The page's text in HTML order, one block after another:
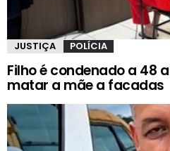
JUSTIÇA POLÍCIA
Filho é condenado a 48
matar a mãe a facadas